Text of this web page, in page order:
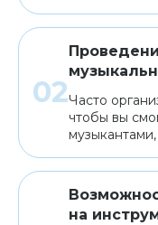
Часто
чтобы вы
на